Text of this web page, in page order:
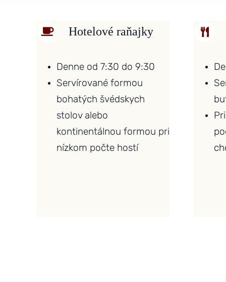
Hotelové raňajky
Denne od 7:30 do 9:30
Servírované formou
bohatých švédskych
stolov alebo
kontinentálnou formou pri
nízkom počte hostí